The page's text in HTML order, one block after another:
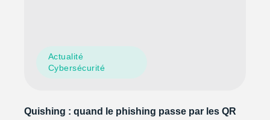
Actualité
Cybersécurité
Quishing : quand le phishing passe par les QR